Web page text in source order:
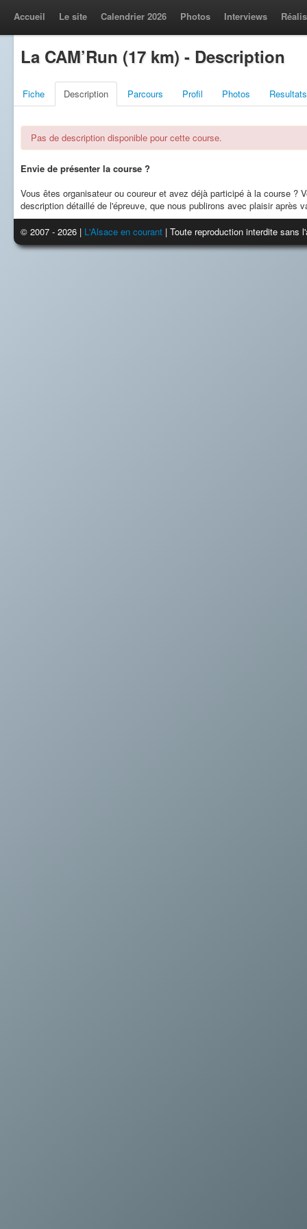
Accueil Le site Calendrier 2026 Photos Interviews
La CAM’Run (17 km) - Description
Fiche Description Parcours Profil Photos Resultats
Pas de description disponible pour cette course.
Envie de présenter la course ?
Vous êtes organisateur ou coureur et avez déjà participé à la course ?
description détaillé de l'épreuve, que nous publirons avec plaisir après
© 2007 - 2026 | L'Alsace en courant | Toute reproduction interdite sans